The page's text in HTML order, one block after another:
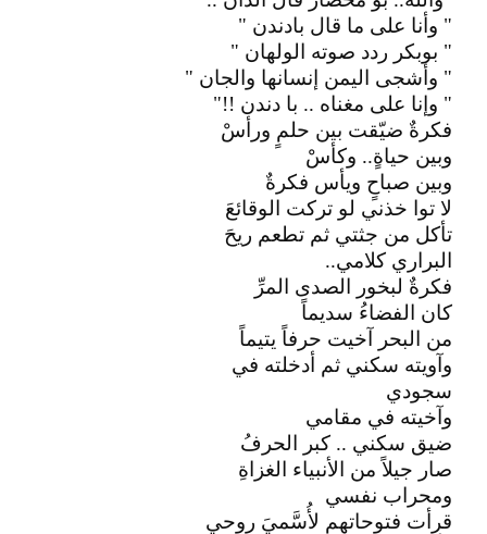
" وأنا على ما قال بادندن "
" بوبكر ردد صوته الولهان "
" وأشجى اليمن إنسانها والجان "
" وإنا على مغناه .. با دندن !!"
فكرةٌ ضيّقت بين حلمٍ ورأسْ
وبين حياةٍ.. وكأسْ
وبين صباحٍ ويأس فكرةٌ
لا توا خذني لو تركت الوقائعَ
تأكل من جثتي ثم تطعم ريحَ
البراري كلامي..
فكرةٌ لبخور الصدى المرِّ
كان الفضاءُ سديماً
من البحر آخيت حرفاً يتيماً
وآويته سكني ثم أدخلته في
سجودي
وآخيته في مقامي
ضيق سكني .. كبر الحرفُ
صار جيلاً من الأنبياء الغزاةِ
ومحراب نفسي
قرأت فتوحاتهم لأُسَّميَ روحي